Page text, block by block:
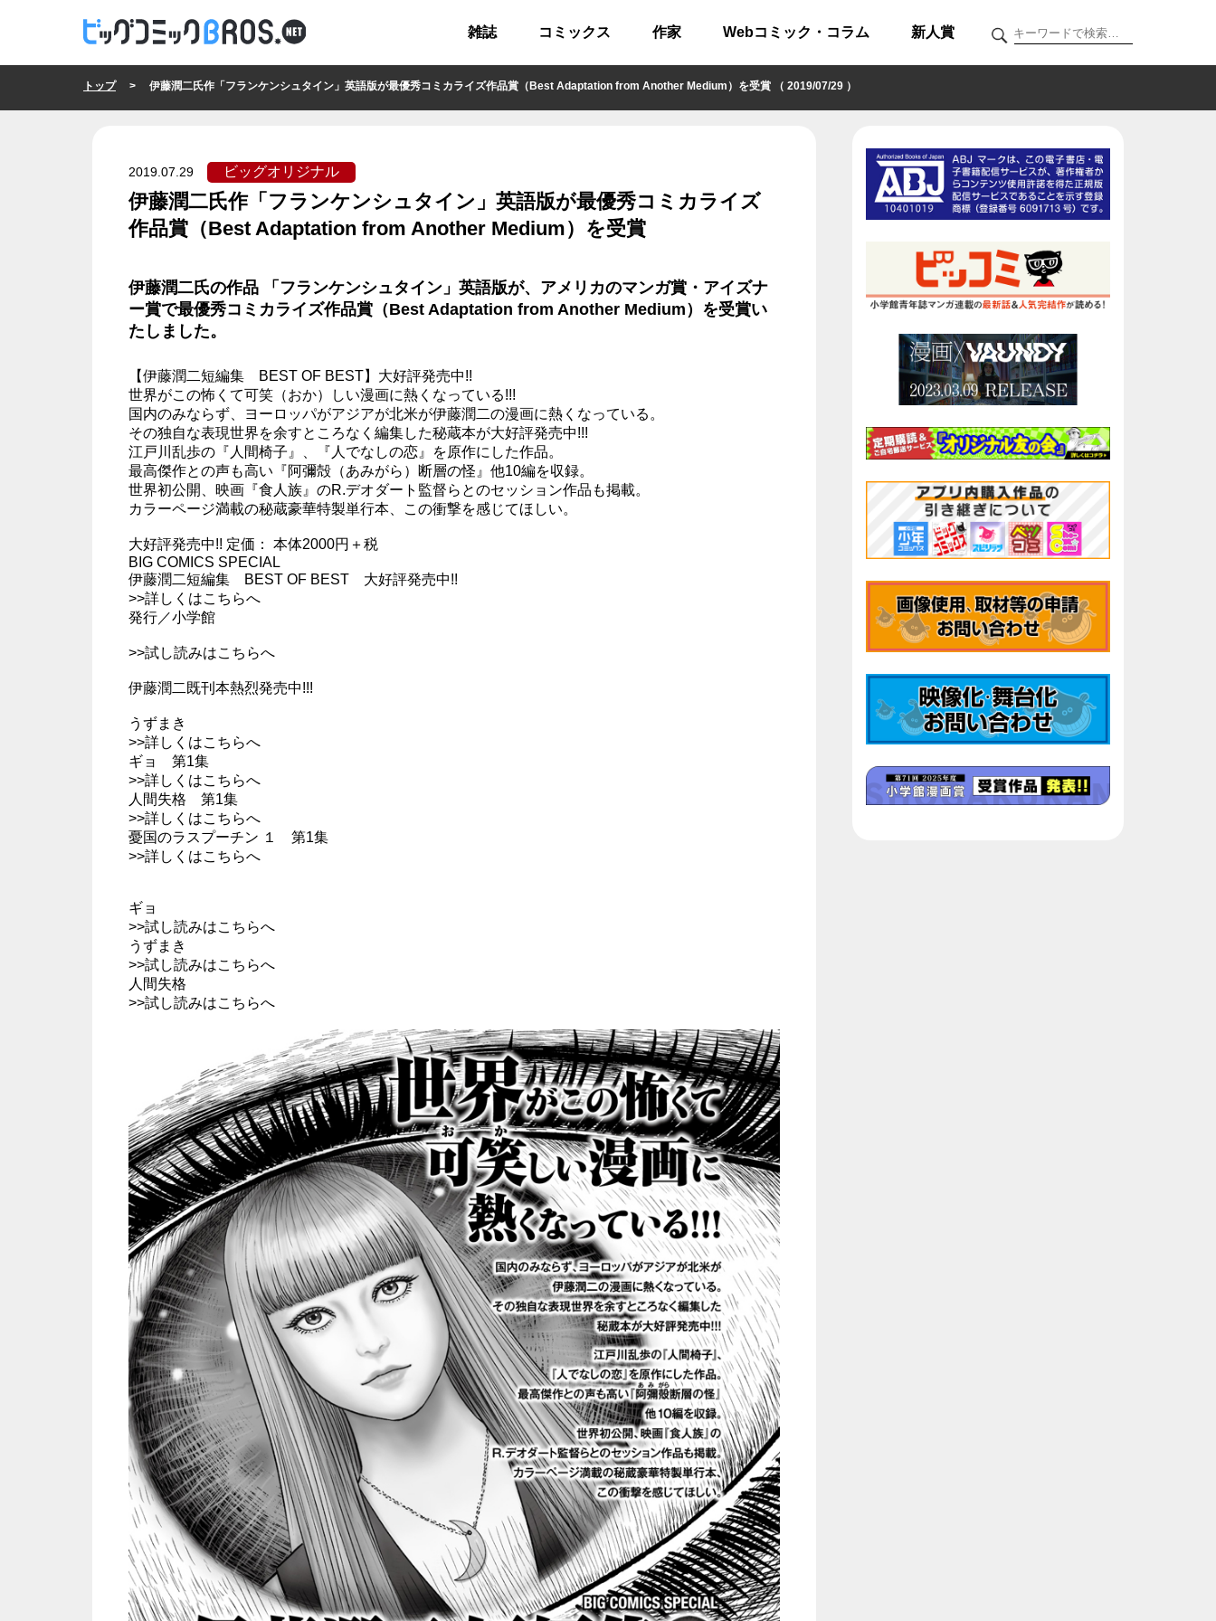
雑誌 コミックス 作家 Webコミック・コラム 新人賞
トップ> 伊藤潤二氏作「フランケンシュタイン」英語版が最優秀コミカライズ作品賞（Best Adaptation from Another Medium）を受賞 （ 2019/07/29 ）
ビッグオリジナル
2019.07.29
伊藤潤二氏作「フランケンシュタイン」英語版が最優秀コミカライズ
作品賞（Best Adaptation from Another Medium）を受賞
伊藤潤二氏の作品 「フランケンシュタイン」英語版が、アメリカのマンガ賞・アイズナ
ー賞で最優秀コミカライズ作品賞（Best Adaptation from Another Medium）を受賞い
たしました。
【伊藤潤二短編集 BEST OF BEST】大好評発売中!!
世界がこの怖くて可笑（おか）しい漫画に熱くなっている!!!
国内のみならず、ヨーロッパがアジアが北米が伊藤潤二の漫画に熱くなっている。
その独自な表現世界を余すところなく編集した秘蔵本が大好評発売中!!!
江戸川乱歩の『人間椅子』、『人でなしの恋』を原作にした作品。
最高傑作との声も高い『阿彌殻（あみがら）断層の怪』他10編を収録。
世界初公開、映画『食人族』のR.デオダート監督らとのセッション作品も掲載。
カラーページ満載の秘蔵豪華特製単行本、この衝撃を感じてほしい。
大好評発売中!! 定価： 本体2000円＋税
BIG COMICS SPECIAL
伊藤潤二短編集 BEST OF BEST 大好評発売中!!
>>詳しくはこちらへ
発行／小学館
>>試し読みはこちらへ
伊藤潤二既刊本熱烈発売中!!!
うずまき
>>詳しくはこちらへ
ギョ 第1集
>>詳しくはこちらへ
人間失格 第1集
>>詳しくはこちらへ
憂国のラスプーチン １ 第1集
>>詳しくはこちらへ
ギョ
>>試し読みはこちらへ
うずまき
>>試し読みはこちらへ
人間失格
>>試し読みはこちらへ